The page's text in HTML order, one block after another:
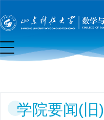
学院要闻(旧)